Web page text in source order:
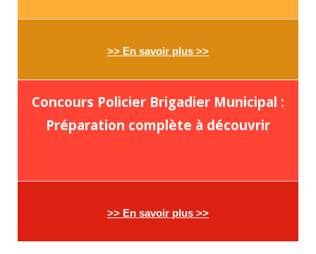
>> En savoir plus >>
Concours Policier Brigadier Municipal :
Préparation complète à découvrir
>> En savoir plus >>